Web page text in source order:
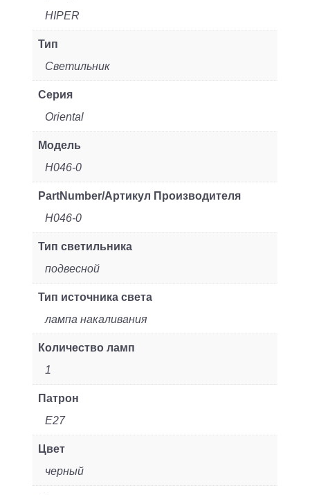
HIPER
Тип
Светильник
Серия
Oriental
Модель
H046-0
PartNumber/Артикул Производителя
H046-0
Тип светильника
подвесной
Тип источника света
лампа накаливания
Количество ламп
1
Патрон
E27
Цвет
черный